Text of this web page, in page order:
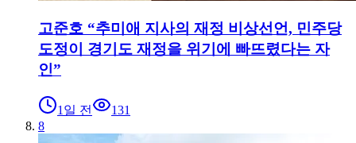
고준호 “추미애 지사의 재정 비상선언, 민주당
도정이 경기도 재정을 위기에 빠뜨렸다는 자
인”
1일 전
131
8